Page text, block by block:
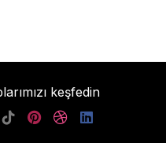
keşfedin